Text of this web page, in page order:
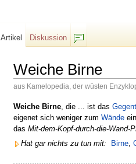
Weiche Birne
aus Kamelopedia, der wüsten
Weiche Birne , die ... ist das
eigenet sich weniger zum Wände
das Mit-dem-Kopf-durch-die-Wand-
Hat gar nichts zu tun mit:
Birne
Artikel
Diskussion